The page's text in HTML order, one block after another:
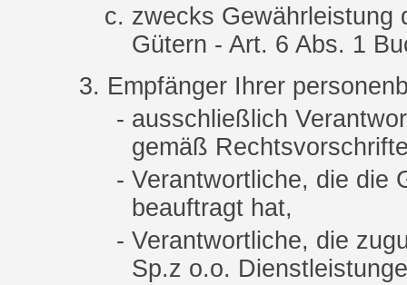
zwecks Gewährleistung
Gütern - Art. 6 Abs. 1
Empfänger Ihrer
ausschließlich
gemäß
Verantwortliche, die die
beauftragt hat,
Verantwortliche, die
Sp.z o.o.